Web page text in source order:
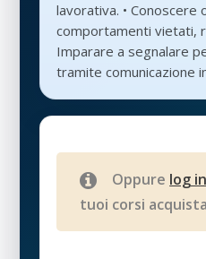
lavorativa. • Conoscere
comportamenti vietati,
Imparare a segnalare
tramite comunicazione
Oppure log in
tuoi corsi